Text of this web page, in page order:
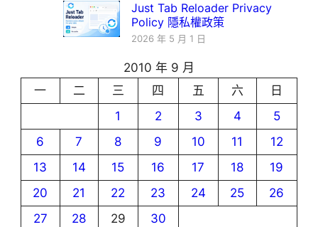
Just Tab Reloader Privacy
Policy 隱私權政策
2026 年 5 月 1 日
2010 年 9 月
一
二 三 四 五 六
日
1
2 3 4
5
6
7 8 9 10 11
12
13
14 15 16 17 18
19
20
21 22 23 24 25
26
27
28 29
30